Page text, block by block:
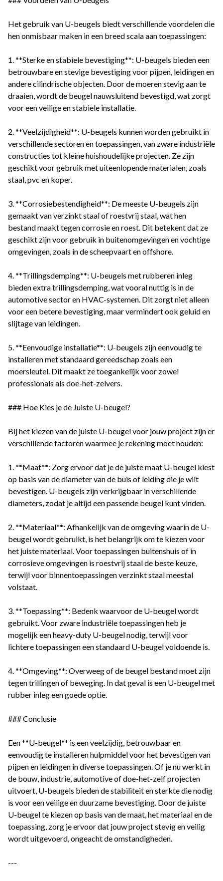
Het gebruik van U-beugels biedt verschillende voordelen die
hen onmisbaar maken in een breed scala aan toepassingen:
1. **Sterke en stabiele bevestiging**: U-beugels bieden een
betrouwbare en stevige bevestiging voor pijpen, leidingen en
andere cilindrische objecten. Door de moeren stevig aan te
draaien, wordt de beugel nauwsluitend bevestigd, wat zorgt
voor een veilige en stabiele installatie.
2. **Veelzijdigheid**: U-beugels kunnen worden gebruikt in
verschillende sectoren en toepassingen, van zware industriële
constructies tot kleine huishoudelijke projecten. Ze zijn
geschikt voor gebruik met uiteenlopende materialen, zoals
staal, pvc en koper.
3. **Corrosiebestendigheid**: De meeste U-beugels zijn
gemaakt van verzinkt staal of roestvrij staal, wat hen
bestand maakt tegen corrosie en roest. Dit betekent dat ze
geschikt zijn voor gebruik in buitenomgevingen en vochtige
omgevingen, zoals in de scheepvaart en offshore.
4. **Trillingsdemping**: U-beugels met rubberen inleg
bieden extra trillingsdemping, wat vooral nuttig is in de
automotive sector en HVAC-systemen. Dit zorgt niet alleen
voor een betere bevestiging, maar vermindert ook geluid en
slijtage van leidingen.
5. **Eenvoudige installatie**: U-beugels zijn eenvoudig te
installeren met standaard gereedschap zoals een
moersleutel. Dit maakt ze toegankelijk voor zowel
professionals als doe-het-zelvers.
### Hoe Kies je de Juiste U-beugel?
Bij het kiezen van de juiste U-beugel voor jouw project zijn er
verschillende factoren waarmee je rekening moet houden:
1. **Maat**: Zorg ervoor dat je de juiste maat U-beugel kiest
op basis van de diameter van de buis of leiding die je wilt
bevestigen. U-beugels zijn verkrijgbaar in verschillende
diameters, zodat je altijd een passende beugel kunt vinden.
2. **Materiaal**: Afhankelijk van de omgeving waarin de U-
beugel wordt gebruikt, is het belangrijk om te kiezen voor
het juiste materiaal. Voor toepassingen buitenshuis of in
corrosieve omgevingen is roestvrij staal de beste keuze,
terwijl voor binnentoepassingen verzinkt staal meestal
volstaat.
3. **Toepassing**: Bedenk waarvoor de U-beugel wordt
gebruikt. Voor zware industriële toepassingen heb je
mogelijk een heavy-duty U-beugel nodig, terwijl voor
lichtere toepassingen een standaard U-beugel voldoende is.
4. **Omgeving**: Overweeg of de beugel bestand moet zijn
tegen trillingen of beweging. In dat geval is een U-beugel met
rubber inleg een goede optie.
### Conclusie
Een **U-beugel** is een veelzijdig, betrouwbaar en
eenvoudig te installeren hulpmiddel voor het bevestigen van
pijpen en leidingen in diverse toepassingen. Of je nu werkt in
de bouw, industrie, automotive of doe-het-zelf projecten
uitvoert, U-beugels bieden de stabiliteit en sterkte die nodig
is voor een veilige en duurzame bevestiging. Door de juiste
U-beugel te kiezen op basis van de maat, het materiaal en de
toepassing, zorg je ervoor dat jouw project stevig en veilig
wordt uitgevoerd, ongeacht de omstandigheden.
---